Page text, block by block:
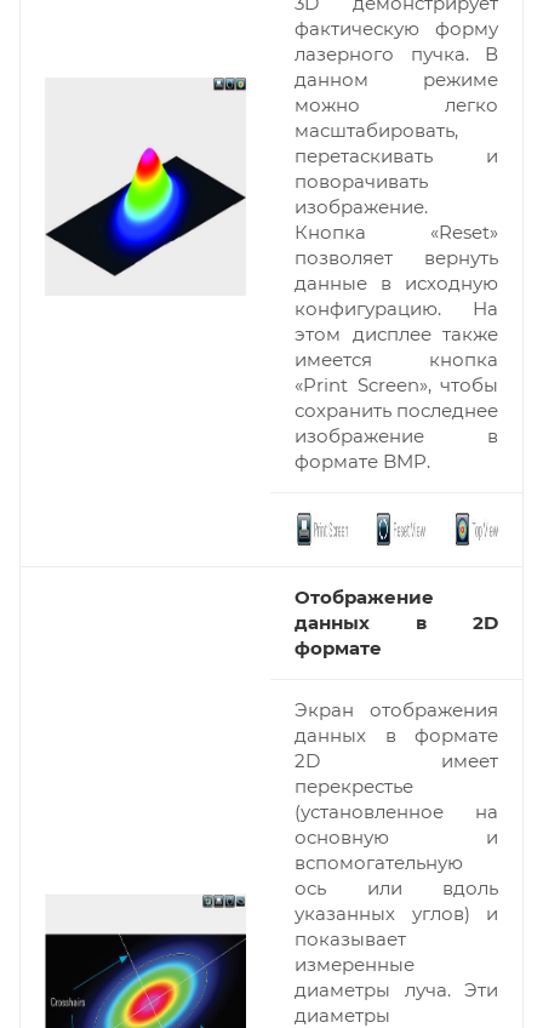
фактическую форму
лазерного пучка. В
данном режиме
можно легко
масштабировать,
перетаскивать и
поворачивать
изображение.
Кнопка «Reset»
позволяет вернуть
данные в исходную
конфигурацию. На
этом дисплее также
имеется кнопка
«Print Screen», чтобы
сохранить последнее
изображение в
формате BMP.
Отображение
данных в 2D
формате
Экран отображения
данных в формате
2D имеет
перекрестье
(установленное на
основную и
вспомогательную
ось или вдоль
указанных углов) и
показывает
измеренные
диаметры луча. Эти
диаметры